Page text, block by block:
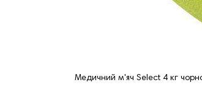
Медичний м'яч Select 4 кг